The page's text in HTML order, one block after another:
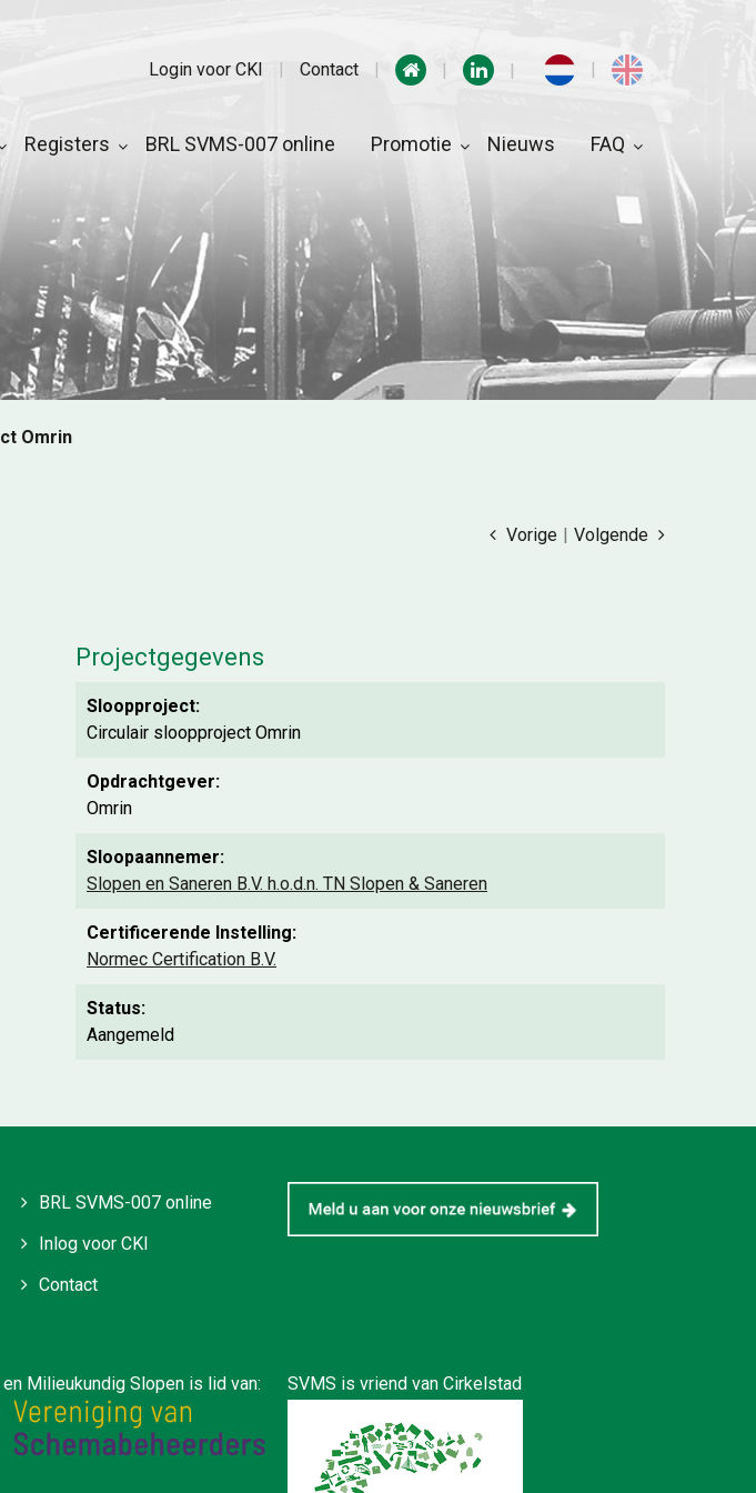
Login voor CKI Contact
Registers BRL SVMS-007 online Promotie Nieuws FAQ
Omrin
Volgende
|
Vorige
Projectgegevens
Sloopproject:
Circulair sloopproject Omrin
Opdrachtgever:
Omrin
Sloopaannemer:
Slopen en Saneren B.V. h.o.d.n. TN Slopen & Saneren
Certificerende Instelling:
Normec Certification B.V.
Status:
Aangemeld
BRL SVMS-007 online
Inlog voor CKI
Contact
is lid van: SVMS is vriend van Cirkelstad